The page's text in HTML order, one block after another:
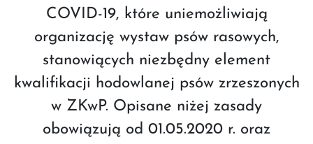
COVID-19, które uniemożliwiają
organizację wystaw psów rasowych,
stanowiących niezbędny element
kwalifikacji hodowlanej psów zrzeszonych
w ZKwP. Opisane niżej zasady
obowiązują od 01.05.2020 r. oraz